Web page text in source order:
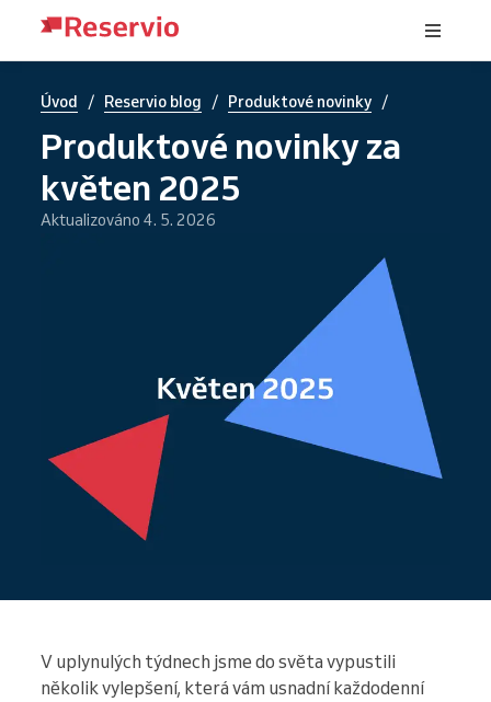
Úvod / Reservio blog / Produktové novinky /
Produktové novinky za
květen 2025
Aktualizováno 4. 5. 2026
V uplynulých týdnech jsme do světa vypustili
několik vylepšení, která vám usnadní každodenní